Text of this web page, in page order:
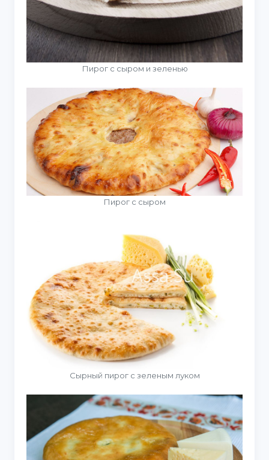
Пирог с сыром и зеленью
Пирог с сыром
Сырный пирог с зеленым луком